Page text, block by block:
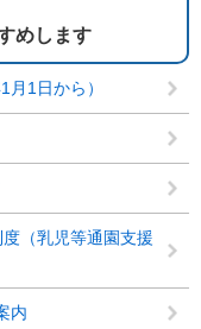
めします
1日から）
（乳児等通園支援
内